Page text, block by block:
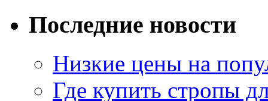
Последние новости
Низкие цены на
Где купить стропы